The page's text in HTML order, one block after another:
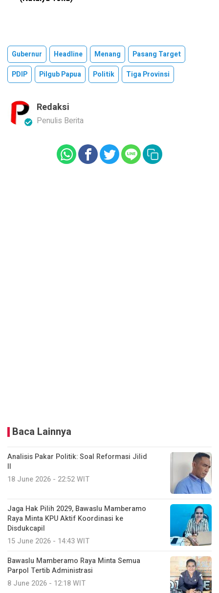
Gubernur Headline Menang
Pasang Target
PDIP
Pilgub Papua Politik Tiga Provinsi
Redaksi
Penulis Berita
Baca Lainnya
Analisis Pakar Politik: Soal Reformasi Jilid
II
18 June 2026 - 22:52 WIT
Jaga Hak Pilih 2029, Bawaslu Mamberamo
Raya Minta KPU Aktif Koordinasi ke
Disdukcapil
15 June 2026 - 14:43 WIT
Bawaslu Mamberamo Raya Minta Semua
Parpol Tertib Administrasi
8 June 2026 - 12:18 WIT